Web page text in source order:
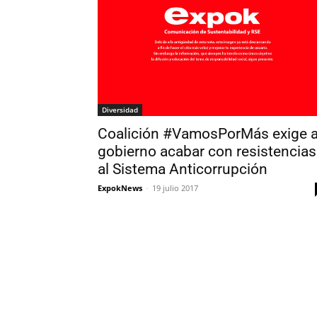
Diversidad
Coalición #VamosPorMás exige
gobierno acabar con resistencias
al Sistema Anticorrupción
ExpokNews - 19 julio 2017